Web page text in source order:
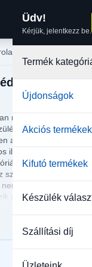
Üdv!
Kérjük, jelentkezz be.
Termék
Újdonságok
Akciós termékek
Kifutó termékek
Készülék
Szállítási díj
tokok
és
megtalálható
a
a Motorola Moto
illeszkedést és
többféle
bőr vagy
az
a karcolásokat és
és találd
Akár
biztosan